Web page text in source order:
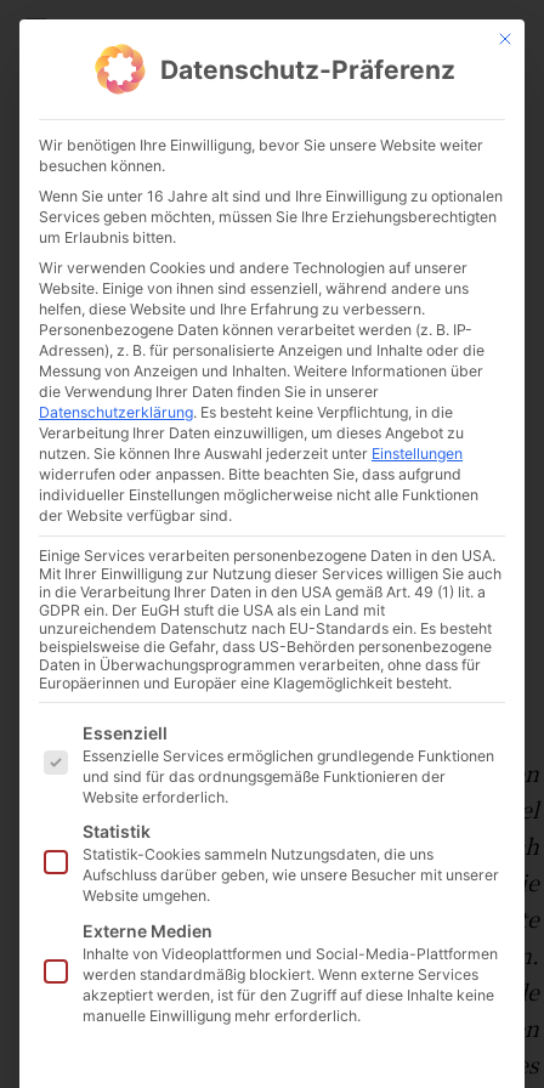
CATHWALK.DE
Christliche Reinheit in der
Bewährung – Teil 2
Von The Cathwalk
24. April 2015
0:00
Unerfüllte Sehnsucht
Von einem weiblichen Mitglied der KJB.
Wenn es um das Thema der standesgemäßen
Keuschheit geht, so kann ich dazu sehr viel
sagen – und doch wieder fast gar nichts. Ich
kann euch berichten, wie leicht man in die
Situation gerät, seine seelischen Sehnsüchte
durch körperliche Nähe befriedigen zu wollen.
Andererseits darf ich Gott für die Gnade
danken, dass er mir gezeigt hat, wie ein Leben
in seiner Nachfolge aussehen kann, welches
Mit
Datenschutz-Präferenz
Wir benötigen Ihre Einwilligung, bevor Sie unsere Website weiter
besuchen können.
Wenn Sie unter 16 Jahre alt sind und Ihre Einwilligung zu optionalen
Services geben möchten, müssen Sie Ihre Erziehungsberechtigten
um Erlaubnis bitten.
Wir verwenden Cookies und andere Technologien auf unserer
Website. Einige von ihnen sind essenziell, während andere uns
helfen, diese Website und Ihre Erfahrung zu verbessern.
Personenbezogene Daten können verarbeitet werden (z. B. IP-
Adressen), z. B. für personalisierte Anzeigen und Inhalte oder die
Messung von Anzeigen und Inhalten. Weitere Informationen über
die Verwendung Ihrer Daten finden Sie in unserer
Datenschutzerklärung. Es besteht keine Verpflichtung, in die
Verarbeitung Ihrer Daten einzuwilligen, um dieses Angebot zu
nutzen. Sie können Ihre Auswahl jederzeit unter Einstellungen
widerrufen oder anpassen. Bitte beachten Sie, dass aufgrund
individueller Einstellungen möglicherweise nicht alle Funktionen
der Website verfügbar sind.
Einige Services verarbeiten personenbezogene Daten in den USA.
Mit Ihrer Einwilligung zur Nutzung dieser Services willigen Sie auch
in die Verarbeitung Ihrer Daten in den USA gemäß Art. 49 (1) lit. a
GDPR ein. Der EuGH stuft die USA als ein Land mit
unzureichendem Datenschutz nach EU-Standards ein. Es besteht
beispielsweise die Gefahr, dass US-Behörden personenbezogene
Daten in Überwachungsprogrammen verarbeiten, ohne dass für
Europäerinnen und Europäer eine Klagemöglichkeit besteht.
Es folgt eine Liste der Service-Gruppen, für die eine
Essenziell
Essenzielle Services ermöglichen grundlegende Funktionen
und sind für das ordnungsgemäße Funktionieren der
Website erforderlich.
Statistik
Statistik-Cookies sammeln Nutzungsdaten, die uns
Aufschluss darüber geben, wie unsere Besucher mit unserer
Website umgehen.
Externe Medien
Inhalte von Videoplattformen und Social-Media-Plattformen
werden standardmäßig blockiert. Wenn externe Services
akzeptiert werden, ist für den Zugriff auf diese Inhalte keine
manuelle Einwilligung mehr erforderlich.